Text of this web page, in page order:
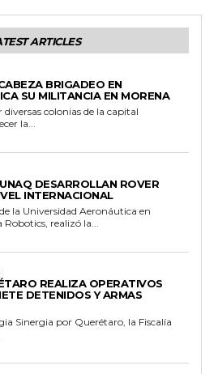
ARTICLES
BRIGADEO EN
SU MILITANCIA EN MORENA
colonias de la capital
la...
DESARROLLAN ROVER
INTERNACIONAL
la Universidad Aeronáutica en
realizó la...
REALIZA OPERATIVOS
DETENIDOS Y ARMAS
Sinergia por Querétaro, la Fiscalía